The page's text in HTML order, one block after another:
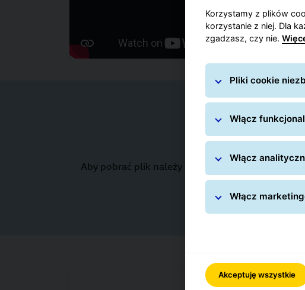
Aby pobrać plik należy kliknąć w button Pobierz -
Korzystamy z plików
korzystanie z niej. Dla
zgadzasz, czy nie.
Pliki cookie
Włącz
Włącz
Włącz
Akceptuję wszystkie